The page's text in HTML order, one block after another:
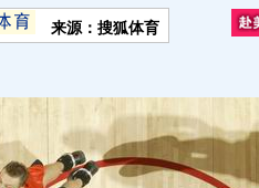
来源：搜狐体育